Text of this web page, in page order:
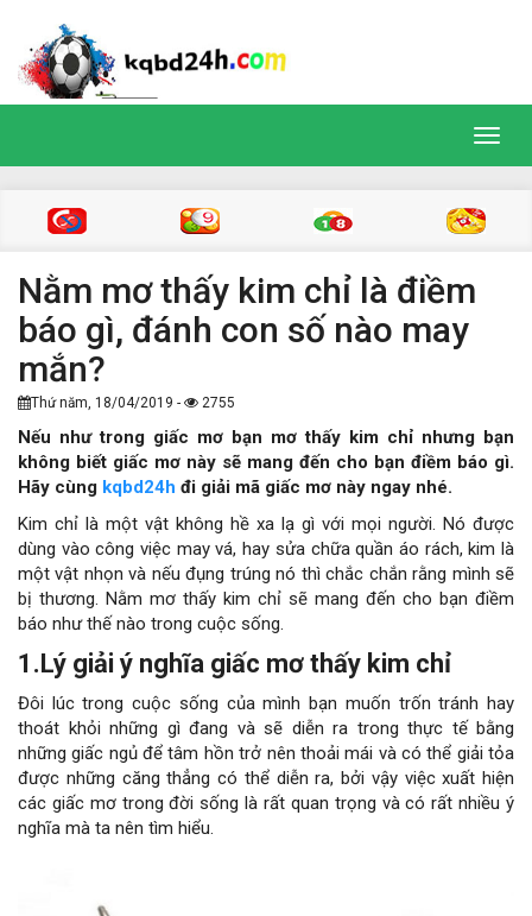
Nằm mơ thấy kim chỉ là điềm
báo gì, đánh con số nào may
mắn?
Thứ năm, 18/04/2019 - 2755
Nếu như trong giấc mơ bạn mơ thấy kim chỉ nhưng bạn
không biết giấc mơ này sẽ mang đến cho bạn điềm báo gì.
Hãy cùng kqbd24h đi giải mã giấc mơ này ngay nhé.
Kim chỉ là một vật không hề xa lạ gì với mọi người. Nó được
dùng vào công việc may vá, hay sửa chữa quần áo rách, kim là
một vật nhọn và nếu đụng trúng nó thì chắc chắn rằng mình sẽ
bị thương. Nằm mơ thấy kim chỉ sẽ mang đến cho bạn điềm
báo như thế nào trong cuộc sống.
1.Lý giải ý nghĩa giấc mơ thấy kim chỉ
Đôi lúc trong cuộc sống của mình bạn muốn trốn tránh hay
thoát khỏi những gì đang và sẽ diễn ra trong thực tế bằng
những giấc ngủ để tâm hồn trở nên thoải mái và có thể giải tỏa
được những căng thẳng có thể diễn ra, bởi vậy việc xuất hiện
các giấc mơ trong đời sống là rất quan trọng và có rất nhiều ý
nghĩa mà ta nên tìm hiểu.